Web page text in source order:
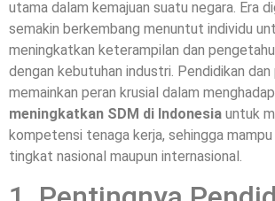
utama dalam kemajuan suatu negara. Era
semakin berkembang menuntut individu
meningkatkan keterampilan dan
dengan kebutuhan industri. Pendidikan dan
memainkan peran krusial dalam
meningkatkan SDM di Indonesia untuk
kompetensi tenaga kerja, sehingga mampu
tingkat nasional maupun internasional.